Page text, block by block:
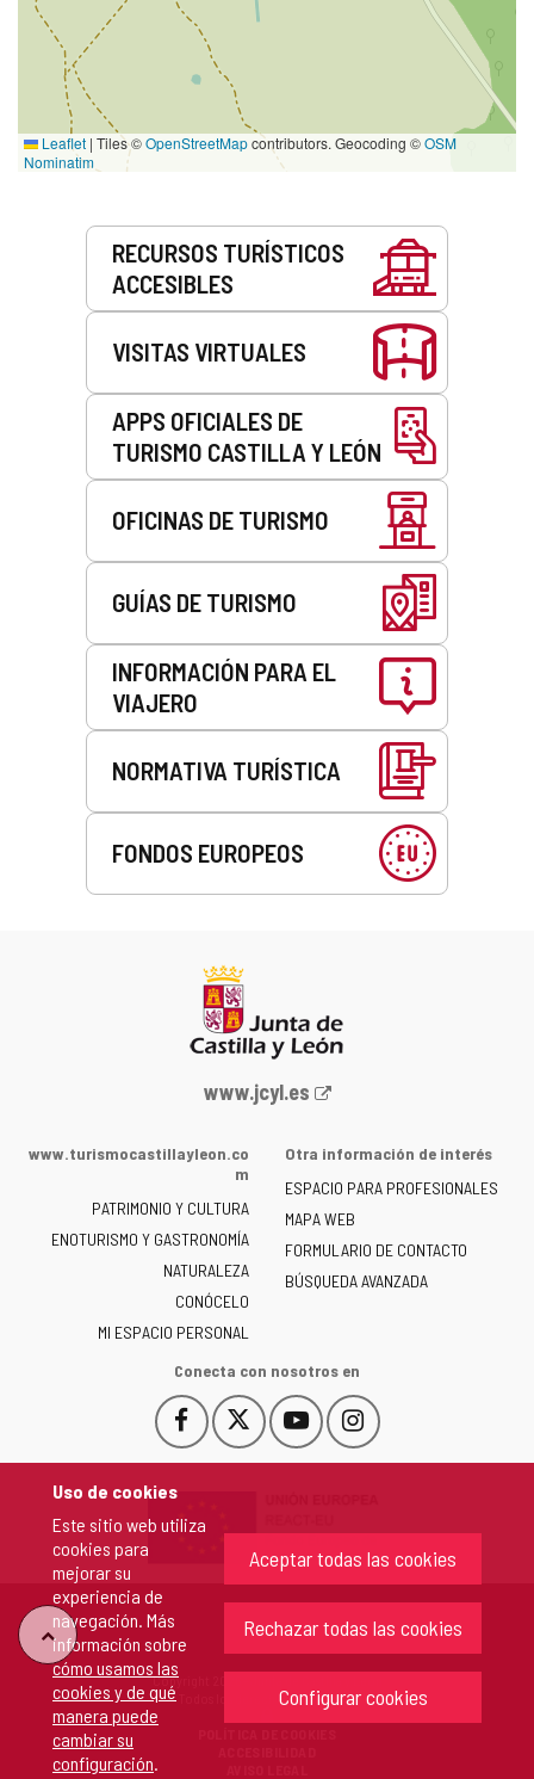
Uso de cookies
Este sitio web utiliza
cookies para
mejorar su
experiencia de
navegación. Más
información sobre
cómo usamos las
cookies y de qué
manera puede
cambiar su
configuración.
Aceptar todas las cookies
Rechazar todas las cookies
Configurar cookies
Leaflet | Tiles ©OpenStreetMapcontributors. Geocoding ©OSM
Nominatim
RECURSOS TURÍSTICOS
ACCESIBLES
VISITAS VIRTUALES
APPS OFICIALES DE
TURISMO CASTILLA Y LEÓN
OFICINAS DE TURISMO
GUÍAS DE TURISMO
INFORMACIÓN PARA EL
VIAJERO
NORMATIVA TURÍSTICA
FONDOS EUROPEOS
Portal
la
de
Castilla
y
León
-
www.jcyl.es
www.turismocastillayleon.co
m
PATRIMONIO Y CULTURA
ENOTURISMO Y GASTRONOMÍA
NATURALEZA
CONÓCELO
MI ESPACIO PERSONAL
Otra información de interés
ESPACIO PARA PROFESIONALES
MAPA WEB
FORMULARIO DE CONTACTO
BÚSQUEDA AVANZADA
Conecta con nosotros en
Facebook
Este
enlace
en
nueva.
Este
enlace
una
ventana
nueva.
YouTube
Este
enlace
una
ventana
nueva.
Instagram
Este
enlace
una
ventana
nueva.
"Volver
arriba"
Copyright 2026 - Junta de Castilla y León
Todos los derechos reservados.